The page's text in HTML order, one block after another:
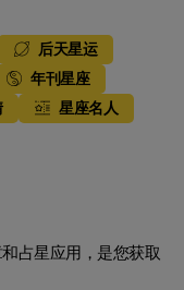
后天星运
年刊星座
星座名人
占星应用，是您获取